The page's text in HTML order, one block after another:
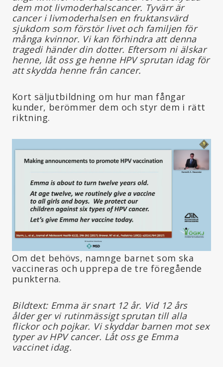
dem mot livmoderhalscancer. Tyvärr är
cancer i livmoderhalsen en fruktansvärd
sjukdom som förstör livet och familjen för
många kvinnor. Vi kan förhindra att denna
tragedi händer din dotter. Eftersom ni älskar
henne, låt oss ge henne HPV sprutan idag för
att skydda henne från cancer.
Kort säljutbildning om hur man fångar
kunder, berömmer dem och styr dem i rätt
riktning.
Om det behövs, namnge barnet som ska
vaccineras och upprepa de tre föregående
punkterna.
Bildtext: Emma är snart 12 år. Vid 12 års
ålder ger vi rutinmässigt sprutan till alla
flickor och pojkar. Vi skyddar barnen mot sex
typer av HPV cancer. Låt oss ge Emma
vaccinet idag.